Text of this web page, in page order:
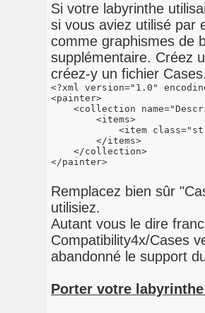
Si votre labyrinthe
si vous aviez utilisé par
comme graphismes de
supplémentaire. Créez
créez-y un fichier
<?xml version="1.0"
<painter>
<collection
        <items>
<item
        </items>
    </collection>
</painter>
Remplacez bien sûr
utilisiez.
Autant vous le dire
Compatibility4x/Cases
abandonné le support
Porter votre